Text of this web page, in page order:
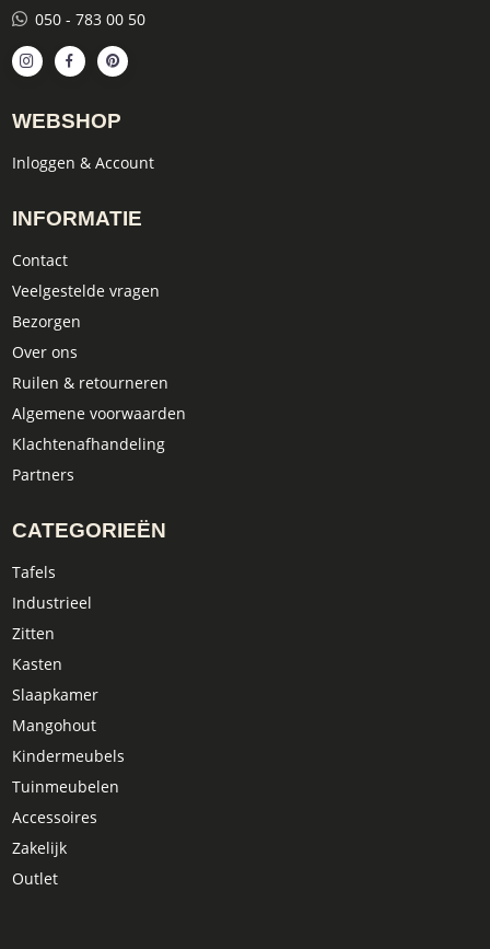
050 - 783 00 50
WEBSHOP
Inloggen & Account
INFORMATIE
Contact
Veelgestelde vragen
Bezorgen
Over ons
Ruilen & retourneren
Algemene voorwaarden
Klachtenafhandeling
Partners
CATEGORIEËN
Tafels
Industrieel
Zitten
Kasten
Slaapkamer
Mangohout
Kindermeubels
Tuinmeubelen
Accessoires
Zakelijk
Outlet